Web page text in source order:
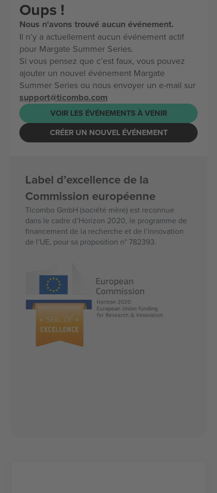
Oups !
Nous n'avons trouvé aucun événement.
Il n’y a actuellement aucun événement actif
pour Margate Summer Series.
Si vous pensez que c’est faux, vous pouvez
ajouter un nouvel événement Margate
Summer Series ou nous envoyer un e-mail sur
support@ticombo.com
VOIR LES ÉVÉNEMENTS À VENIR
CRÉER UN NOUVEL ÉVÉNEMENT
Label d’excellence de la
Commission européenne
Ticombo GmbH (société mère) est reconnue
dans le cadre d’Horizon 2020, le programme de
financement de la recherche et de l’innovation
de l’UE, pour sa proposition n° 782393.